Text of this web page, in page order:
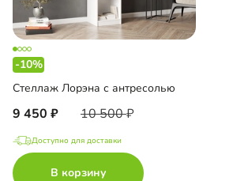
-10%
Стеллаж Лорэна с антресолью
9 450 10 500
Доступно для доставки
В корзину